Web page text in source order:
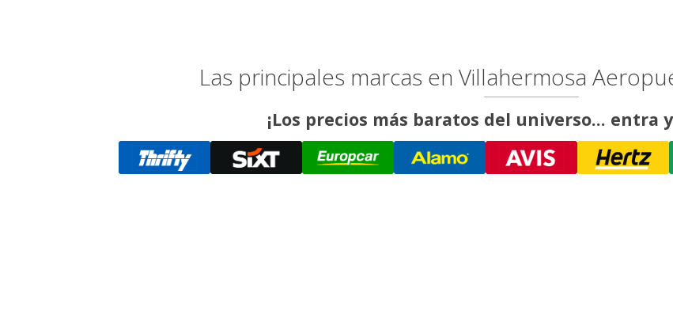
Las principales marcas en Villahermosa
¡Los precios más baratos del universo... entra